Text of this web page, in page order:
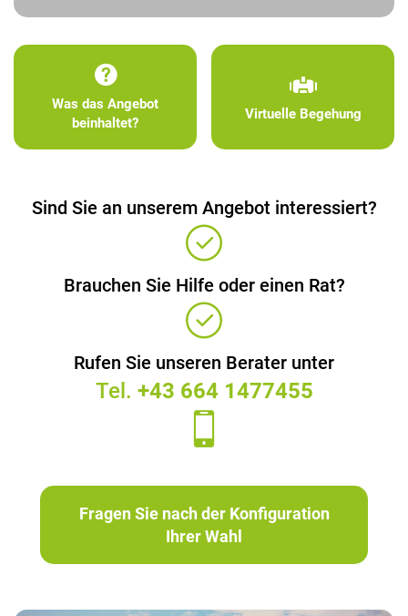
Was das Angebot
beinhaltet?
Virtuelle Begehung
Sind Sie an unserem Angebot interessiert?
Brauchen Sie Hilfe oder einen Rat?
Rufen Sie unseren Berater unter
Tel. +43 664 1477455
Fragen Sie nach der Konfiguration
Ihrer Wahl